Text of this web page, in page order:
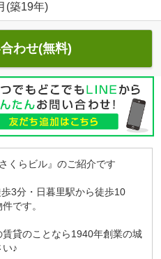
(築19年)
わせ(無料)
くらビル』のご紹介です
3分・日暮里駅から徒歩10
です。
貸のことなら1940年創業の城
♪